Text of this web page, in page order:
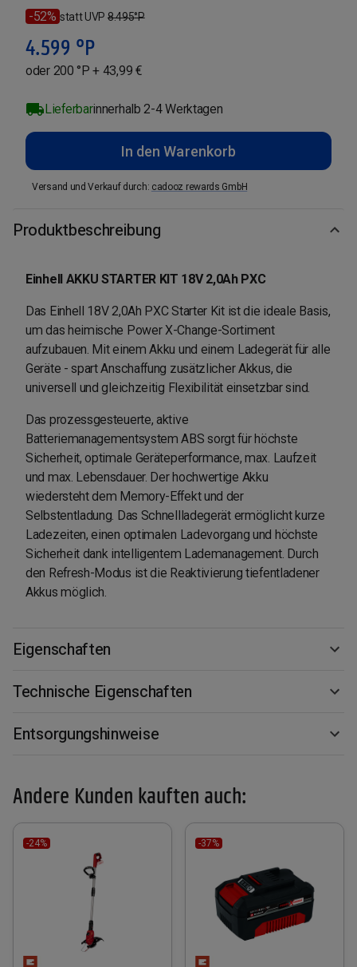
-52% statt UVP 8.495°P
4.599 °P
oder 200 °P + 43,99 €
Lieferbarinnerhalb 2-4 Werktagen
In den Warenkorb
Versand und Verkauf durch: cadooz rewards GmbH
Produktbeschreibung
Einhell AKKU STARTER KIT 18V 2,0Ah PXC
Das Einhell 18V 2,0Ah PXC Starter Kit ist die ideale Basis,
um das heimische Power X-Change-Sortiment
aufzubauen. Mit einem Akku und einem Ladegerät für alle
Geräte - spart Anschaffung zusätzlicher Akkus, die
universell und gleichzeitig Flexibilität einsetzbar sind.
Das prozessgesteuerte, aktive
Batteriemanagementsystem ABS sorgt für höchste
Sicherheit, optimale Geräteperformance, max. Laufzeit
und max. Lebensdauer. Der hochwertige Akku
wiedersteht dem Memory-Effekt und der
Selbstentladung. Das Schnellladegerät ermöglicht kurze
Ladezeiten, einen optimalen Ladevorgang und höchste
Sicherheit dank intelligentem Lademanagement. Durch
den Refresh-Modus ist die Reaktivierung tiefentladener
Akkus möglich.
Eigenschaften
Technische Eigenschaften
Entsorgungshinweise
Andere Kunden kauften auch:
-24% -37%